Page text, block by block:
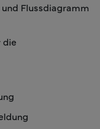
Flussdiagramm
die